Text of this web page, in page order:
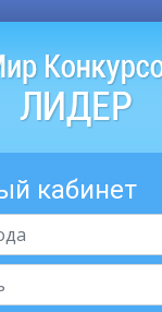
кабинет